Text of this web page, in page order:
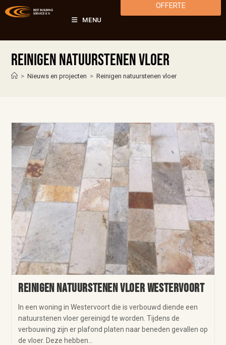
MENU
OFFERTE
Reinigen natuurstenen vloer
> Nieuws en projecten > Reinigen natuurstenen vloer
Reinigen natuurstenen vloer Westervoort
In een woning in Westervoort die is verbouwd diende een
natuurstenen vloer gereinigd te worden. Tijdens de
verbouwing zijn er plafond platen naar beneden gevallen op
de vloer. Deze hebben…